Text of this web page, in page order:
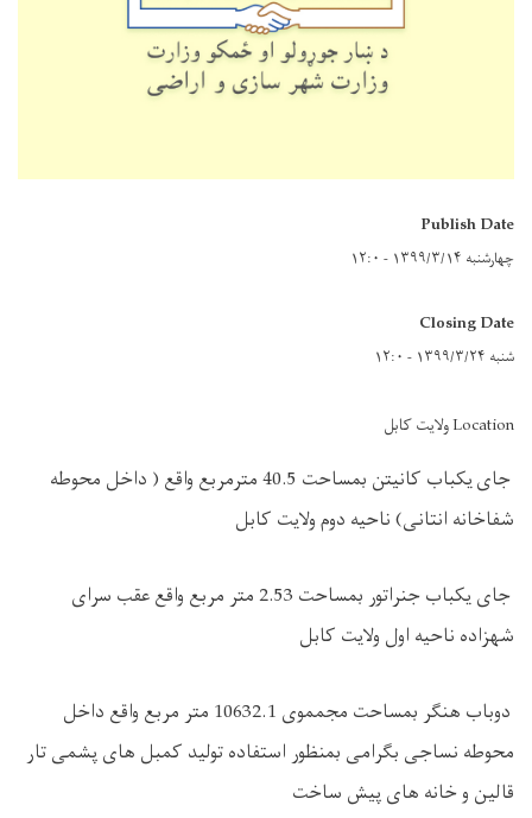
Publish Date
چهارشنبه ۱۳۹۹/۳/۱۴ - ۱۲:۰
Closing Date
شنبه ۱۳۹۹/۳/۲۴ - ۱۲:۰
Location ولایت کابل
جای یکباب کانیتن بمساحت 40.5 مترمربع واقع ( داخل محوطه
شفاخانه انتانی) ناحیه دوم ولایت کابل
جای یکباب جنراتور بمساحت 2.53 متر مربع واقع عقب سرای
شهزاده ناحیه اول ولایت کابل
دوباب هنگر بمساحت مجمموی 10632.1 متر مربع واقع داخل
محوطه نساجی بگرامی بمنظور استفاده تولید کمبل های پشمی تار
قالین و خانه های پیش ساخت